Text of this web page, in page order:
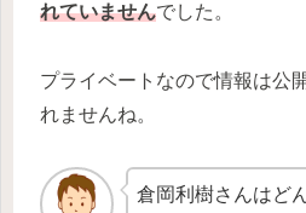
れていませんでした。
プライベートなので情報は公
れませんね。
倉岡利樹さんはど